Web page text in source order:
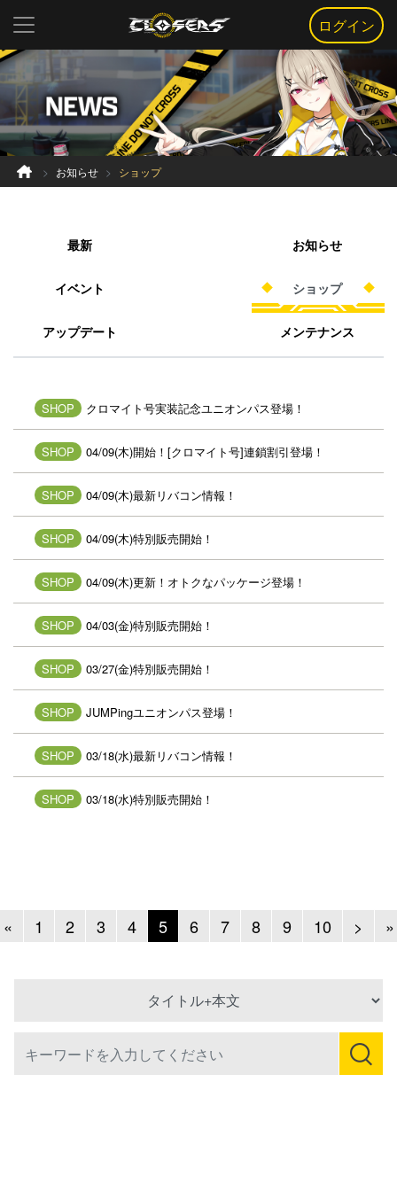
ログイン
お知らせ ショップ
最新 お知らせ
イベント ショップ
アップデート メンテナンス
SHOP クロマイト号実装記念ユニオンパス登場！
SHOP 04/09(木)開始！[クロマイト号]連鎖割引登場！
SHOP 04/09(木)最新リバコン情報！
SHOP 04/09(木)特別販売開始！
SHOP 04/09(木)更新！オトクなパッケージ登場！
SHOP 04/03(金)特別販売開始！
SHOP 03/27(金)特別販売開始！
SHOP JUMPingユニオンパス登場！
SHOP 03/18(水)最新リバコン情報！
SHOP 03/18(水)特別販売開始！
«Previous
1 2 3 4 5 6 7 8 9 10 > Next
»